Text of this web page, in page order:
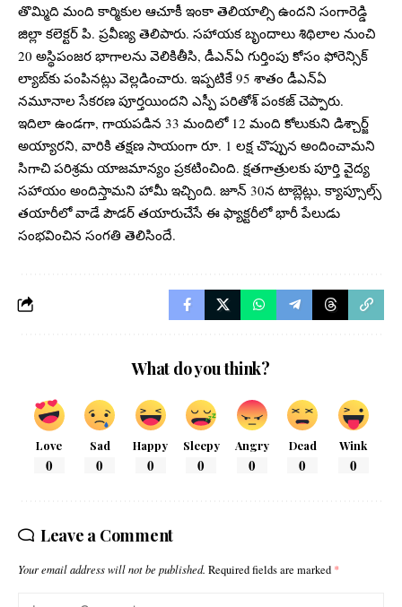
తొమ్మిది మంది కార్మికుల ఆచూకీ ఇంకా తెలియాల్సి ఉందని సంగారెడ్డి
జిల్లా కలెక్టర్ పి. ప్రవీణ్య తెలిపారు. సహాయక బృందాలు శిథిలాల నుంచి
20 అస్థిపంజర భాగాలను వెలికితీసి, డీఎన్ఏ గుర్తింపు కోసం ఫోరెన్సిక్
ల్యాబ్‌కు పంపినట్లు వెల్లడించారు. ఇప్పటికే 95 శాతం డీఎన్ఏ
నమూనాల సేకరణ పూర్తయిందని ఎస్పీ పరితోశ్‌ పంకజ్ చెప్పారు.
ఇదిలా ఉండగా, గాయపడిన 33 మందిలో 12 మంది కోలుకుని డిశ్చార్జ్
అయ్యారని, వారికి తక్షణ సాయంగా రూ. 1 లక్ష చొప్పున అందించామని
సిగాచి పరిశ్రమ యాజమాన్యం ప్రకటించింది. క్షతగాత్రులకు పూర్తి వైద్య
సహాయం అందిస్తామని హామీ ఇచ్చింది. జూన్ 30న టాబ్లెట్లు, క్యాప్సూల్స్
తయారీలో వాడే పౌడర్ తయారుచేసే ఈ ఫ్యాక్టరీలో భారీ పేలుడు
సంభవించిన సంగతి తెలిసిందే.
What do you think?
Love
0
Sad
0
Happy
0
Sleepy
0
Angry
0
Dead
0
Wink
0
Leave a Comment
Your email address will not be published. Required fields are marked *